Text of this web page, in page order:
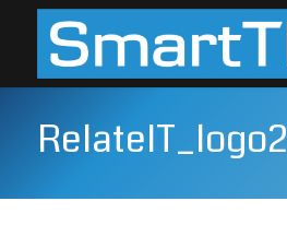
RelateIT_logo2